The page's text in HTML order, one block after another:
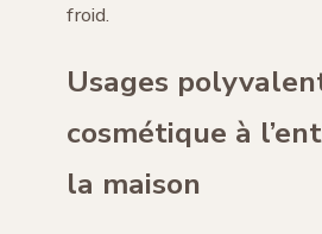
froid.
Usages
cosmétique à
la maison